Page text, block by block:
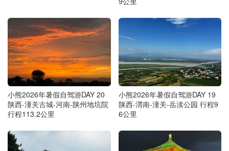
小熊2026年暑假自驾游DAY 20
陕西-潼关古城-河南-陕州地坑院
行程113.2公里
小熊2026年暑假自驾游DAY 19
陕西-渭南-潼关-岳渎公园 行程9
6公里